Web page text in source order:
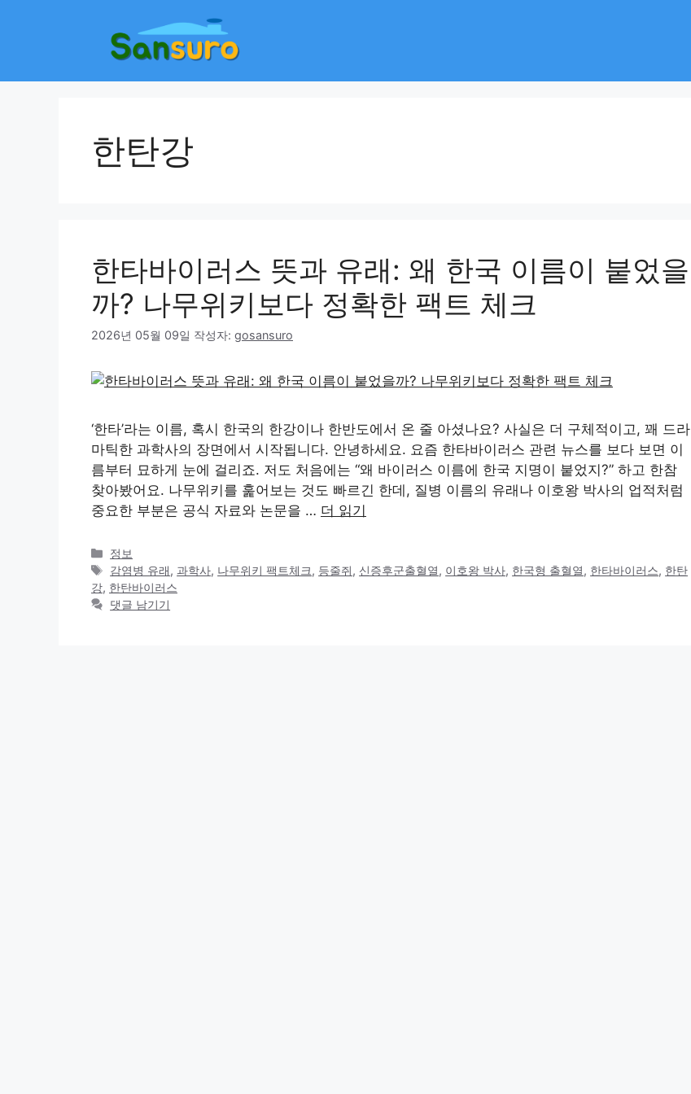
한탄강
한타바이러스 뜻과 유래: 왜 한국 이름이 붙었을
까? 나무위키보다 정확한 팩트 체크
2026년 05월 09일 작성자: gosansuro
‘한타’라는 이름, 혹시 한국의 한강이나 한반도에서 온 줄 아셨나요? 사실은 더 구체적이고, 꽤 드라
마틱한 과학사의 장면에서 시작됩니다. 안녕하세요. 요즘 한타바이러스 관련 뉴스를 보다 보면 이
름부터 묘하게 눈에 걸리죠. 저도 처음에는 “왜 바이러스 이름에 한국 지명이 붙었지?” 하고 한참
찾아봤어요. 나무위키를 훑어보는 것도 빠르긴 한데, 질병 이름의 유래나 이호왕 박사의 업적처럼
중요한 부분은 공식 자료와 논문을 … 더 읽기
카
테
고
리
정보
태
그
감염병 유래,과학사, 나무위키 팩트체크, 등줄쥐, 신증후군출혈열, 이호왕 박사, 한국형 출혈열, 한타바이러스, 한탄
강, 한탄바이러스
댓글 남기기